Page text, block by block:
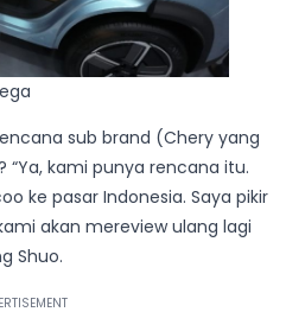
sub brand (Chery yang
“Ya, kami punya rencana itu.
ke pasar Indonesia. Saya pikir
akan mereview ulang lagi
Shuo.